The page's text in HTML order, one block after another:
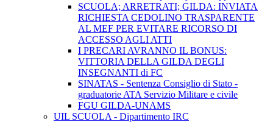
SCUOLA; ARRETRATI; GILDA: INVIATA
RICHIESTA CEDOLINO TRASPARENTE
AL MEF PER EVITARE RICORSO DI
ACCESSO AGLI ATTI
I PRECARI AVRANNO IL BONUS:
VITTORIA DELLA GILDA DEGLI
INSEGNANTI di FC
SINATAS - Sentenza Consiglio di Stato -
graduatorie ATA Servizio Militare e civile
FGU GILDA-UNAMS
UIL SCUOLA - Dipartimento IRC